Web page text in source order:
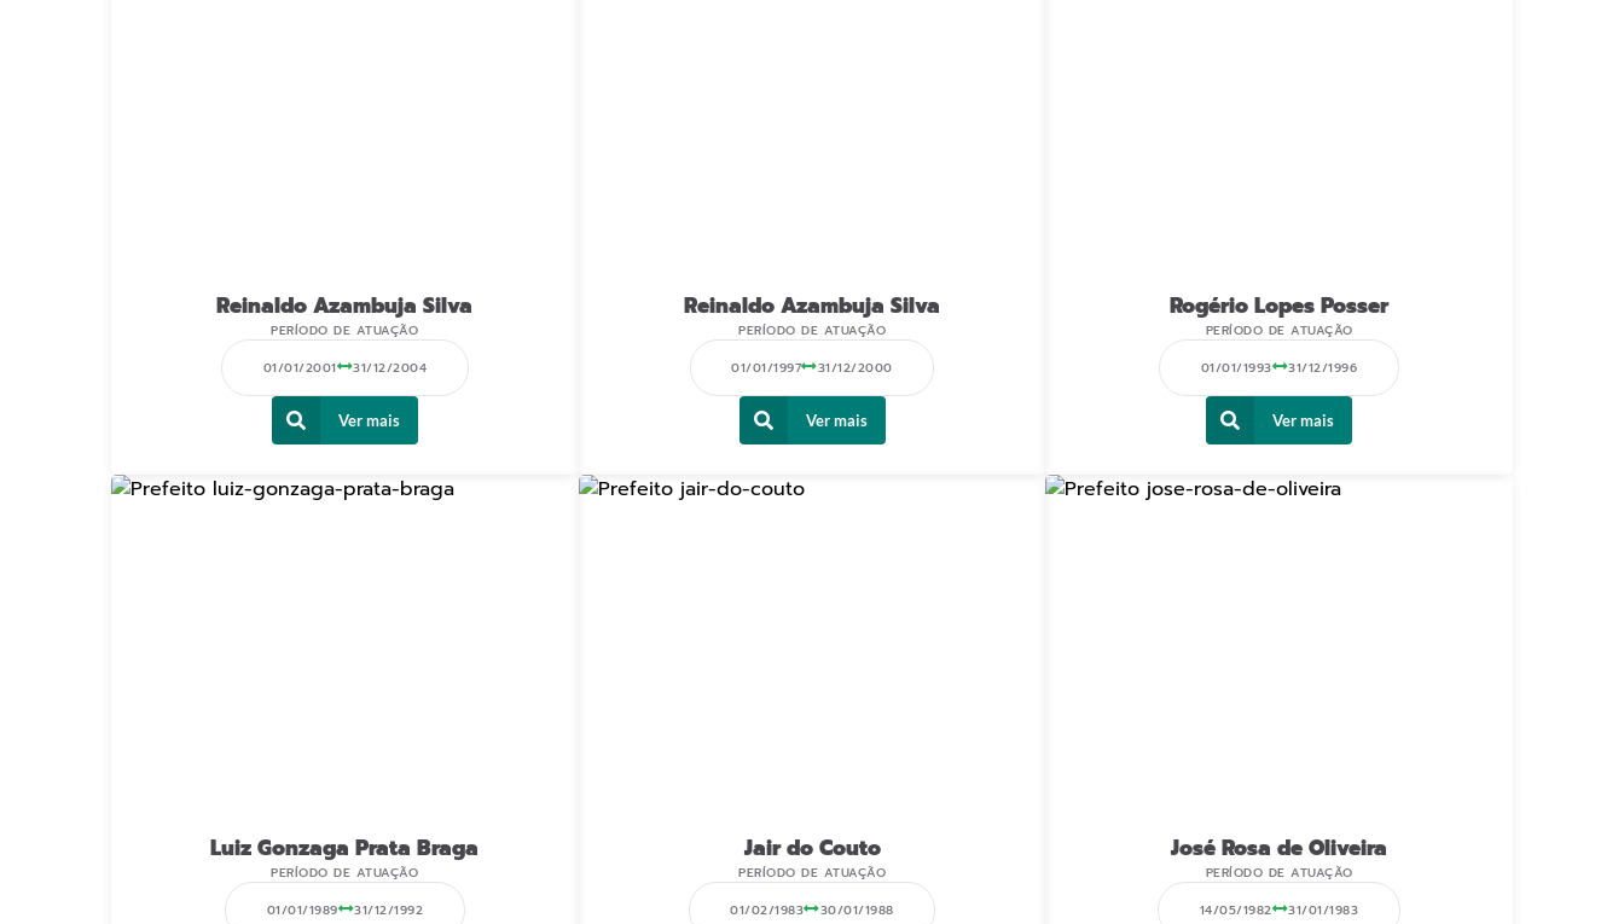
Reinaldo Azambuja Silva
PERÍODO DE ATUAÇÃO
01/01/2001 31/12/2004
Ver mais
Reinaldo Azambuja Silva
PERÍODO DE ATUAÇÃO
01/01/1997 31/12/2000
Ver mais
Rogério Lopes Posser
PERÍODO DE ATUAÇÃO
01/01/1993 31/12/1996
Ver mais
Luiz Gonzaga Prata Braga
PERÍODO DE ATUAÇÃO
01/01/1989 31/12/1992
Jair do Couto
PERÍODO DE ATUAÇÃO
01/02/1983 30/01/1988
José Rosa de Oliveira
PERÍODO DE ATUAÇÃO
14/05/1982 31/01/1983